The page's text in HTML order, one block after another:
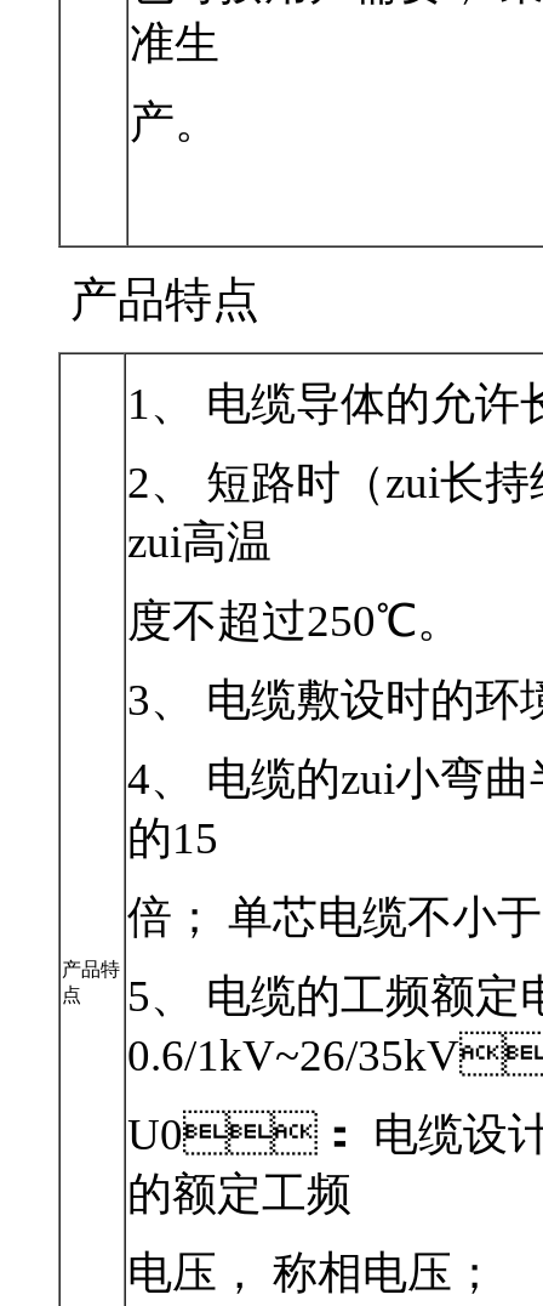
准生
产。
产品特点
产品特
点
1、 电缆导体的允
2、 短路时（zui
zui高温
度不超过250℃。
3、 电缆敷设时的
4、 电缆的zui小弯
的15
倍； 单芯电缆不小于
5、 电缆的工频额
0.6/1kV~26/
U0： 电缆设计
的额定工频
电压， 称相电压；